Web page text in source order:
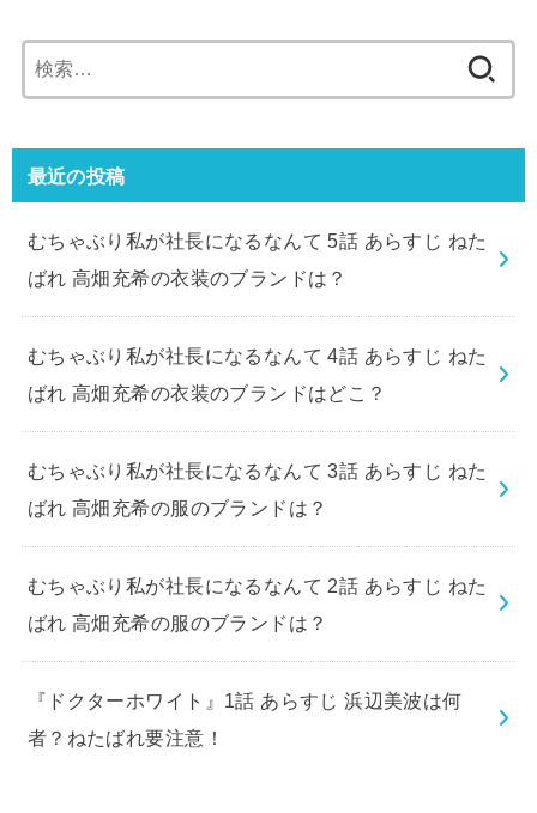
索:
最近の投稿
むちゃぶり私が社長になるなんて 5話 あらすじ ねた
ばれ 高畑充希の衣装のブランドは？
むちゃぶり私が社長になるなんて 4話 あらすじ ねた
ばれ 高畑充希の衣装のブランドはどこ？
むちゃぶり私が社長になるなんて 3話 あらすじ ねた
ばれ 高畑充希の服のブランドは？
むちゃぶり私が社長になるなんて 2話 あらすじ ねた
ばれ 高畑充希の服のブランドは？
『ドクターホワイト』1話 あらすじ 浜辺美波は何
者？ねたばれ要注意！